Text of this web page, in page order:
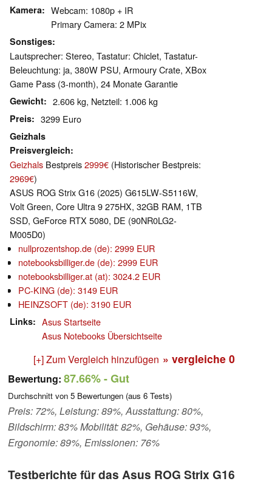
Kamera
Webcam: 1080p + IR
Primary Camera: 2 MPix
Sonstiges
Lautsprecher: Stereo, Tastatur: Chiclet, Tastatur-
Beleuchtung: ja, 380W PSU, Armoury Crate, XBox
Game Pass (3-month), 24 Monate Garantie
Gewicht 2.606 kg, Netzteil: 1.006 kg
Preis 3299 Euro
Geizhals
Preisvergleich
Geizhals Bestpreis2999€ (Historischer Bestpreis:
2969€)
ASUS ROG Strix G16 (2025) G615LW-S5116W,
Volt Green, Core Ultra 9 275HX, 32GB RAM, 1TB
SSD, GeForce RTX 5080, DE (90NR0LG2-
M005D0)
nullprozentshop.de (de): 2999 EUR
notebooksbilliger.de (de): 2999 EUR
notebooksbilliger.at (at): 3024.2 EUR
PC-KING (de): 3149 EUR
HEINZSOFT (de): 3190 EUR
Links
Asus Startseite
Asus Notebooks Übersichtseite
[+] Zum Vergleich hinzufügen » vergleiche 0
Bewertung: 87.66%- Gut
Durchschnitt von 5 Bewertungen (aus 6 Tests)
Preis: 72%, Leistung: 89%, Ausstattung: 80%,
Bildschirm: 83% Mobilität: 82%, Gehäuse: 93%,
Ergonomie: 89%, Emissionen: 76%
Testberichte für das Asus ROG Strix G16